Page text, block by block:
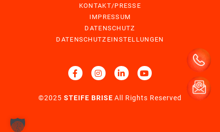
KONTAKT/PRESSE
IMPRESSUM
DATENSCHUTZ
DATENSCHUTZEINSTELLUNGEN
©2025STEIFE BRISE All Rights Reserved